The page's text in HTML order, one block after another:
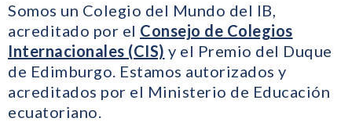
Somos un Colegio del Mundo del IB,
acreditado por el Consejo de Colegios
Internacionales (CIS) y el Premio del Duque
de Edimburgo. Estamos autorizados y
acreditados por el Ministerio de Educación
ecuatoriano.